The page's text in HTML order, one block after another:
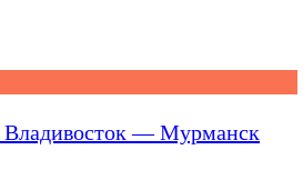
Владивосток — Мурманск